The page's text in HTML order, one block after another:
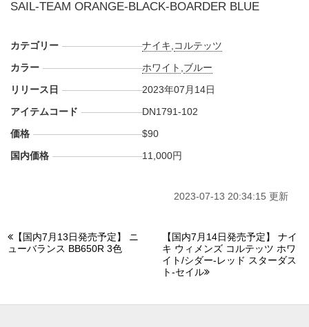
SAIL-TEAM ORANGE-BLACK-BOARDER BLUE
カテゴリー ナイキ コルテッツ
カラー
ホワイト ブルー
リリース日
2023年07月14日
アイテムコード
DN1791-102
価格
$90
国内価格
11,000円
2023-07-13 20:34:15 更新
【国内7月13日発売予定】 ニ
ューバランス BB650R 3色
【国内7月14日発売予定】 ナイ
キ ウィメンズ コルテッツ ホワ
イト/シダー-レッド スターダス
ト-セイル